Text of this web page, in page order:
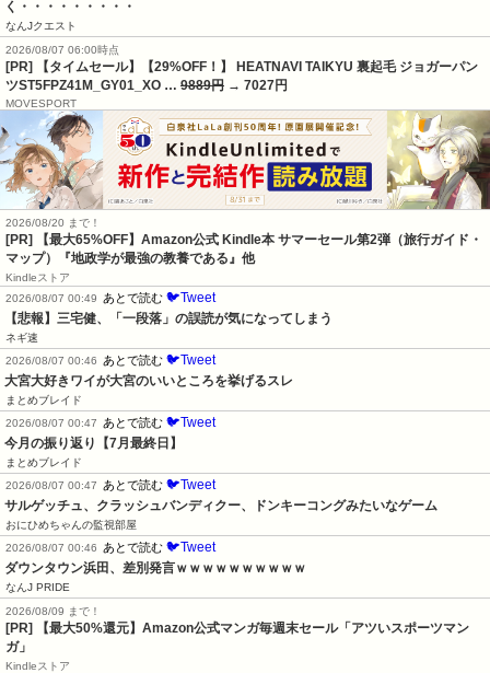
く・・・・・・・・・
なんJクエスト
2026/08/07 06:00時点
[PR] 【タイムセール】【29%OFF！】 HEATNAVI TAIKYU 裏起毛 ジョガーパン
ツST5FPZ41M_GY01_XO … 9889円 → 7027円
MOVESPORT
2026/08/20 まで！
[PR]
【最大65%OFF】Amazon公式 Kindle本 サマーセール第2弾（旅行ガイド・
マップ）『地政学が最強の教養である』他
Kindleストア
2026/08/07 00:49
あとで読む 🐦Tweet
【悲報】三宅健、「一段落」の誤読が気になってしまう
ネギ速
2026/08/07 00:46
あとで読む 🐦Tweet
大宮大好きワイが大宮のいいところを挙げるスレ
まとめブレイド
2026/08/07 00:47
あとで読む 🐦Tweet
今月の振り返り【7月最終日】
まとめブレイド
2026/08/07 00:47
あとで読む 🐦Tweet
サルゲッチュ、クラッシュバンディクー、ドンキーコングみたいなゲーム
おにひめちゃんの監視部屋
2026/08/07 00:46
あとで読む 🐦Tweet
ダウンタウン浜田、差別発言ｗｗｗｗｗｗｗｗｗｗ
なんJ PRIDE
2026/08/09 まで！
[PR]
【最大50%還元】Amazon公式マンガ毎週末セール「アツいスポーツマン
ガ」
Kindleストア